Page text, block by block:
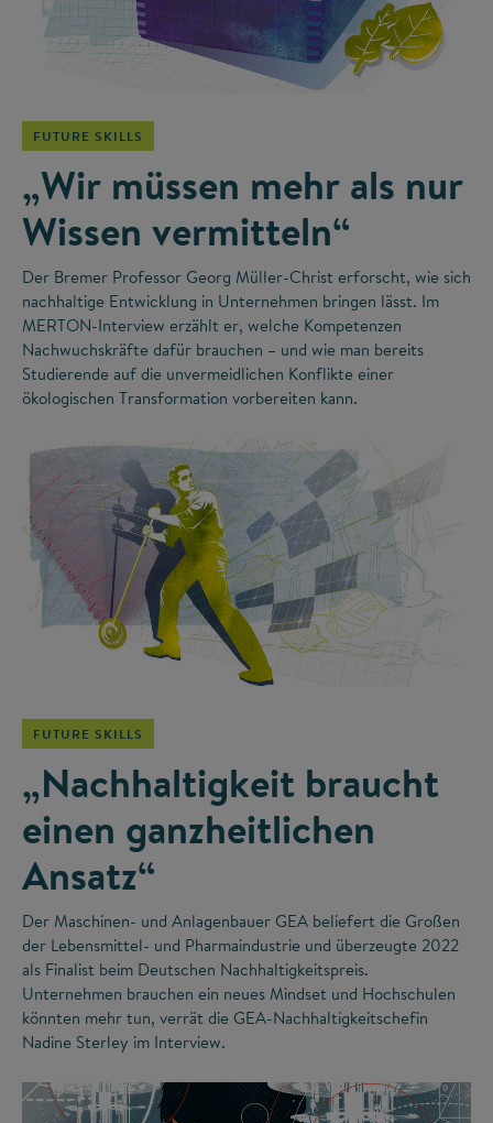
©
FUTURE SKILLS
„Wir müssen mehr als nur
Wissen vermitteln“
Der Bremer Professor Georg Müller-Christ erforscht, wie sich
nachhaltige Entwicklung in Unternehmen bringen lässt. Im
MERTON-Interview erzählt er, welche Kompetenzen
Nachwuchskräfte dafür brauchen – und wie man bereits
Studierende auf die unvermeidlichen Konflikte einer
ökologischen Transformation vorbereiten kann.
©
FUTURE SKILLS
„Nachhaltigkeit braucht
einen ganzheitlichen
Ansatz“
Der Maschinen- und Anlagenbauer GEA beliefert die Großen
der Lebensmittel- und Pharmaindustrie und überzeugte 2022
als Finalist beim Deutschen Nachhaltigkeitspreis.
Unternehmen brauchen ein neues Mindset und Hochschulen
könnten mehr tun, verrät die GEA-Nachhaltigkeitschefin
Nadine Sterley im Interview.